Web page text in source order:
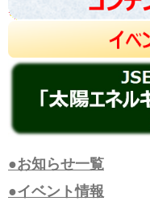
●お知らせ一覧
●イベント情報